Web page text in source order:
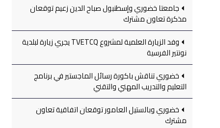
جامعتا خضوري وإسطنبول صباح الدين زعيم توقعان
مذكرة تعاون مشترك
وفد الزيارة العلمية لمشروع TVETCQ يجري زيارة لبلدية
نونتير الفرسية
خضوري تناقش باكورة رسائل الماجستير في برنامج
التعليم والتدريب المهني والتقني
خضوري وبالستيل العامور توقعان اتفاقية تعاون
مشترك